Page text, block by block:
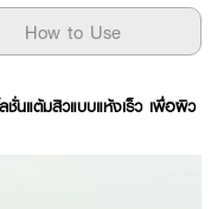
How to Use
ชั่นแต้มสิวแบบแห้งเร็ว เพื่อผิว